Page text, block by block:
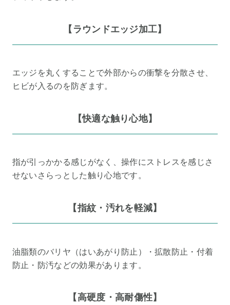
【ラウンドエッジ加工】
エッジを丸くすることで外部からの衝撃を分散させ、
ヒビが入るのを防ぎます。
【快適な触り心地】
指が引っかかる感じがなく、操作にストレスを感じさ
せないさらっとした触り心地です。
【指紋・汚れを軽減】
油脂類のバリヤ（はいあがり防止）・拡散防止・付着
防止・防汚などの効果があります。
【高硬度・高耐傷性】